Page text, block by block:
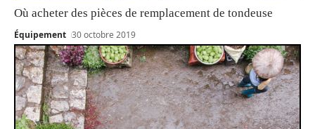
Où acheter des pièces de remplacement de tondeuse
Équipement 30 octobre 2019